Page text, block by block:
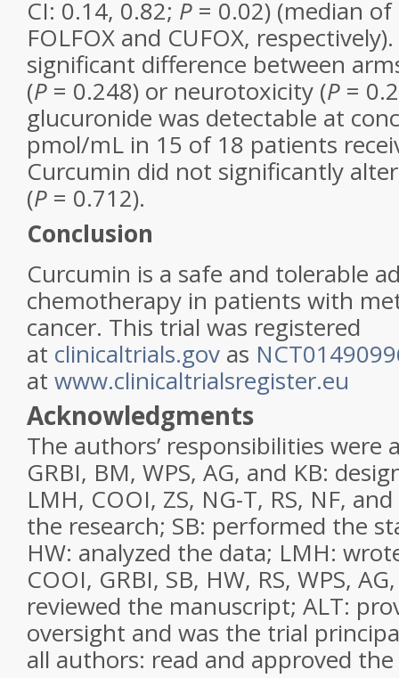
CI: 0.14, 0.82; P = 0.02) (median
FOLFOX and CUFOX,
significant difference between
(P = 0.248) or neurotoxicity (P =
glucuronide was detectable at
pmol/mL in 15 of 18 patients
Curcumin did not significantly
(P = 0.712).
Conclusion
Curcumin is a safe and tolerable
chemotherapy in patients with
cancer. This trial was registered
at clinicaltrials.gov as
at www.clinicaltrialsregister.eu
Acknowledgments
The authors’ responsibilities
GRBI, BM, WPS, AG, and KB:
LMH, COOI, ZS, NG-T, RS, NF,
the research; SB: performed the
HW: analyzed the data; LMH:
COOI, GRBI, SB, HW, RS, WPS,
reviewed the manuscript; ALT:
oversight and was the trial
all authors: read and approved